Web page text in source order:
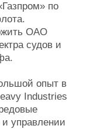
по
ОАО
судов и
опыт в
Industries
и управлении